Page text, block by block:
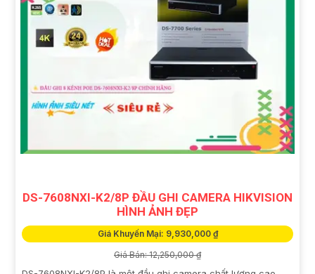
DS-7608NXI-K2/8P ĐẦU GHI CAMERA HIKVISION
HÌNH ẢNH ĐẸP
Giá Khuyến Mại: 9,930,000 ₫
Giá Bán: 12,250,000 ₫